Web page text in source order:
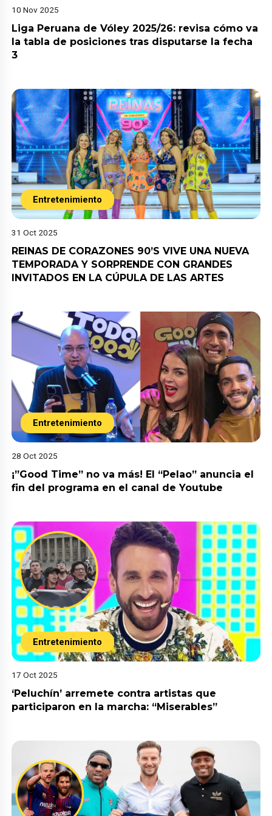
10 Nov 2025
Liga Peruana de Vóley 2025/26: revisa cómo va
la tabla de posiciones tras disputarse la fecha
3
Entretenimiento
31 Oct 2025
REINAS DE CORAZONES 90’S VIVE UNA NUEVA
TEMPORADA Y SORPRENDE CON GRANDES
INVITADOS EN LA CÚPULA DE LAS ARTES
Entretenimiento
28 Oct 2025
¡”Good Time” no va más! El “Pelao” anuncia el
fin del programa en el canal de Youtube
Entretenimiento
17 Oct 2025
‘Peluchín’ arremete contra artistas que
participaron en la marcha: “Miserables”